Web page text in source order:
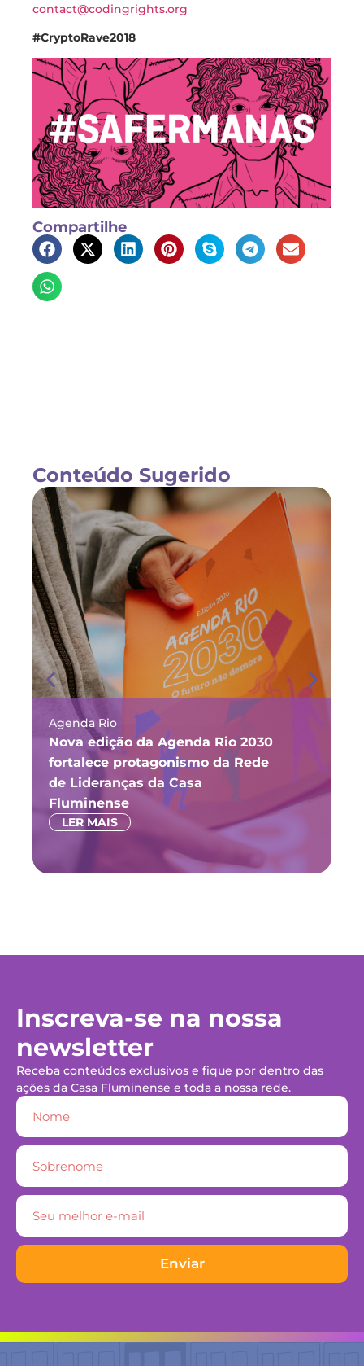
contact@codingrights.org
#CryptoRave2018
Compartilhe
Conteúdo Sugerido
Agenda Rio
Nova edição da Agenda Rio 2030
fortalece protagonismo da Rede
de Lideranças da Casa
Fluminense
LER MAIS
Inscreva-se na nossa
newsletter
Receba conteúdos exclusivos e fique por dentro das
ações da Casa Fluminense e toda a nossa rede.
Enviar